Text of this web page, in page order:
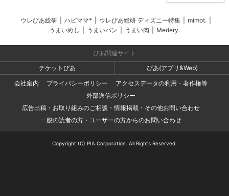
ウレぴあ総研 ハピママ* ウレぴあ総研 ディズニー特集 mimot.
うまいめし
うまいパン うまい肉 Medery.
ぴあ関連サイト
チケットぴあ
ぴあ(アプリ&Web)
会社案内
プライバシーポリシー
アクセスデータの利用・著作権等
外部送信ポリシー
広告出稿・お取り組みのご相談・情報掲載・その他お問い合わせ
一般の読者の方・ユーザーの方からのお問い合わせ
Copyright (C) PIA Corporation. All Rights Reserved.